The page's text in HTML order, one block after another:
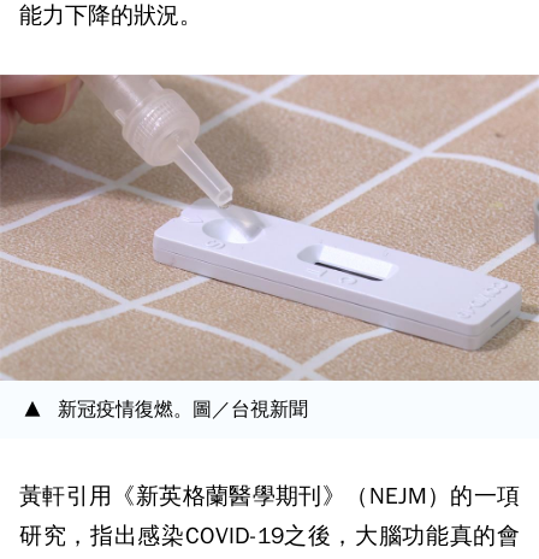
能力下降的狀況。
新冠疫情復燃。圖／台視新聞
黃軒引用《新英格蘭醫學期刊》（NEJM）的一項
研究，指出感染COVID-19之後，大腦功能真的會